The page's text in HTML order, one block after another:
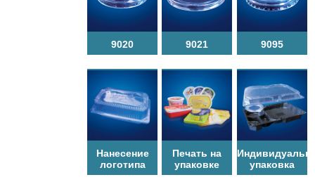
9020 9021 9095
Нанесение
логотипа
Печать на
упаковке
упаковка